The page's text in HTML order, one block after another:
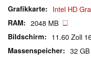
Grafikkarte Intel HD
RAM 2048 MB
Bildschirm 11.60 Zoll
Massenspeicher 32